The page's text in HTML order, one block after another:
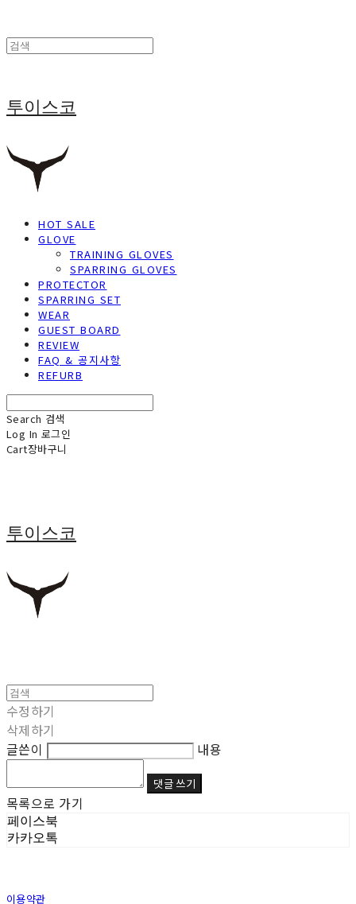
투이스코
HOT SALE
GLOVE
TRAINING GLOVES
SPARRING GLOVES
PROTECTOR
SPARRING SET
WEAR
GUEST BOARD
REVIEW
FAQ & 공지사항
REFURB
Search 검색
Log In 로그인
Cart장바구니
투이스코
수정하기
삭제하기
글쓴이
내용
댓글 쓰기
목록으로 가기
페이스북
카카오톡
이용약관